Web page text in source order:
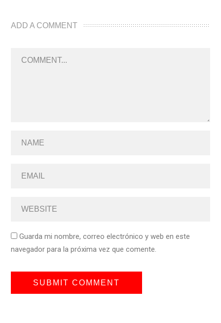
ADD A COMMENT
Guarda mi nombre, correo electrónico y web en este
navegador para la próxima vez que comente.